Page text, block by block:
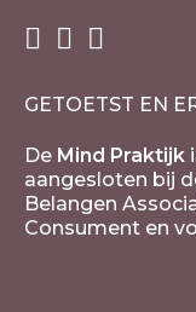
GETOETST EN
De Mind Praktijk
aangesloten bij
Belangen
Consument en